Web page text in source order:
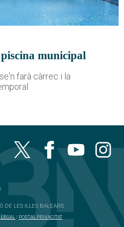
municipal
farà càrrec i la
DE LES ILLES BALEARS
| PORTAL PRIVACITAT